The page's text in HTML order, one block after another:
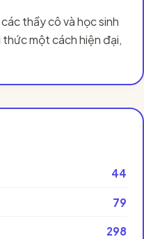
thầy cô và học sinh
một cách hiện đại,
44
79
298